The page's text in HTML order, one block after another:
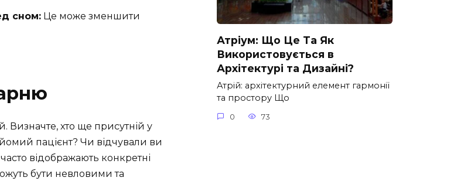
сном: Це може зменшити
хто ще присутній у
пацієнт? Чи відчували ви
відображають конкретні
бути невловими та
Атріум: Що Це Та Як
Використовується в
Архітектурі та Дизайні?
Атрій: архітектурний елемент гармонії
та простору Що
0 73